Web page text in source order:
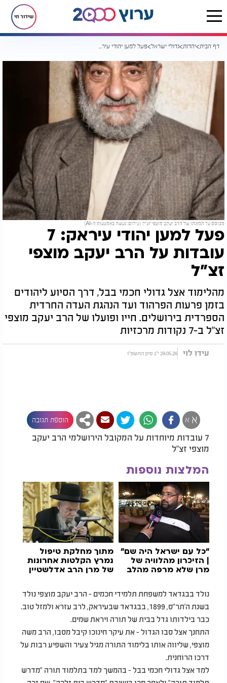
שידור חי
דף הבית יהדות גדולי ישראל פעל למען יהודי עיראק: 7 עובדות על הרב יעקב מוצפי זצ"ל
מבוסס על תמונתו של הרב יעקב מוצפי זצ"ל. (צילום: נעשה באמצעות ה-AI)
פעל למען יהודי עיראק: 7
עובדות על הרב יעקב מוצפי
זצ"ל
מהלימוד אצל גדולי חכמי בבל, דרך הסיוע ליהודים
בזמן פרעות הפרהוד ועד הנהגת העדה החרדית
הספרדית בירושלים. חייו ופועלו של הרב יעקב מוצפי
זצ"ל ב-7 נקודות מרכזיות
עידו לוי 29.05.26 י"ג סיון התשפ"ו
א א הוספת תגובה
7 עובדות מיוחדות על המקובל הירושלמי הרב יעקב
מוצפי זצ"ל
המלצות נוספות
"כל עם ישראל היה שם"
| הזיכרון מהלוויה של
מרן שלא מרפה מהלב
מתוך מחלקת טיפול
נמרץ הקלטות אחרונות
של מרן הרב אדלשטיין
נולד בבגדאד למשפחת תלמידי חכמים - הרב יעקב מוצפי נולד
בשנת ה'תר"ס, 1899, בבגדאד שבעיראק, לרב עזרא ולמזל טוב.
כבר בילדותו גדל בבית של תורה ויראת שמים.
התחנך אצל סבו הגדול - את עיקר חינוכו קיבל מסבו, הרב משה
מוצפי, שליווה אותו בלימוד התורה מגיל צעיר והשפיע רבות על
דרכו הרוחנית.
למד אצל גדולי חכמי בבל - בהמשך למד בתלמוד תורה "מדרש